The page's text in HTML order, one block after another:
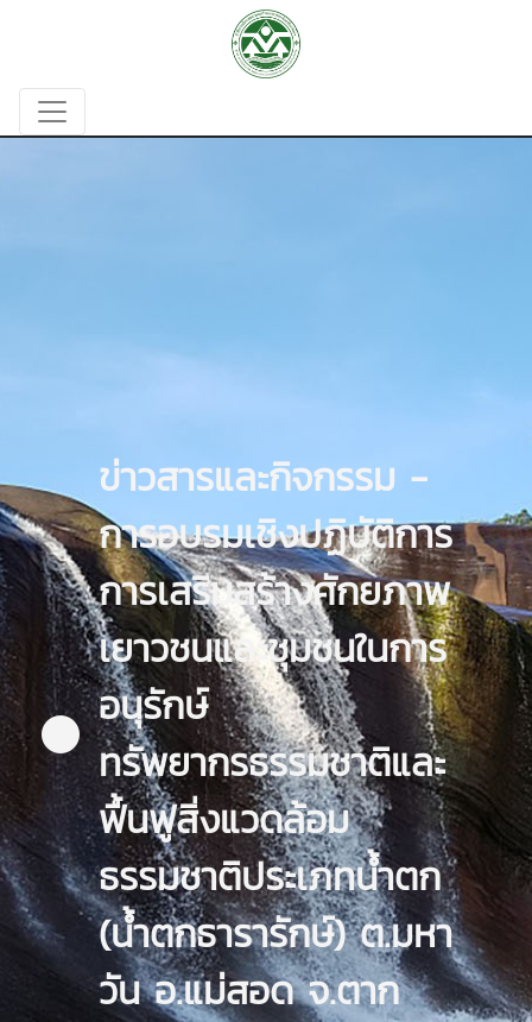
ข่าวสารและกิจกรรม -
การอบรมเชิงปฏิบัติการ
การเสริมสร้างศักยภาพ
เยาวชนและชุมชนในการ
อนุรักษ์
ทรัพยากรธรรมชาติและ
ฟื้นฟูสิ่งแวดล้อม
ธรรมชาติประเภทน้ำตก
(น้ำตกธารารักษ์) ต.มหา
วัน อ.แม่สอด จ.ตาก